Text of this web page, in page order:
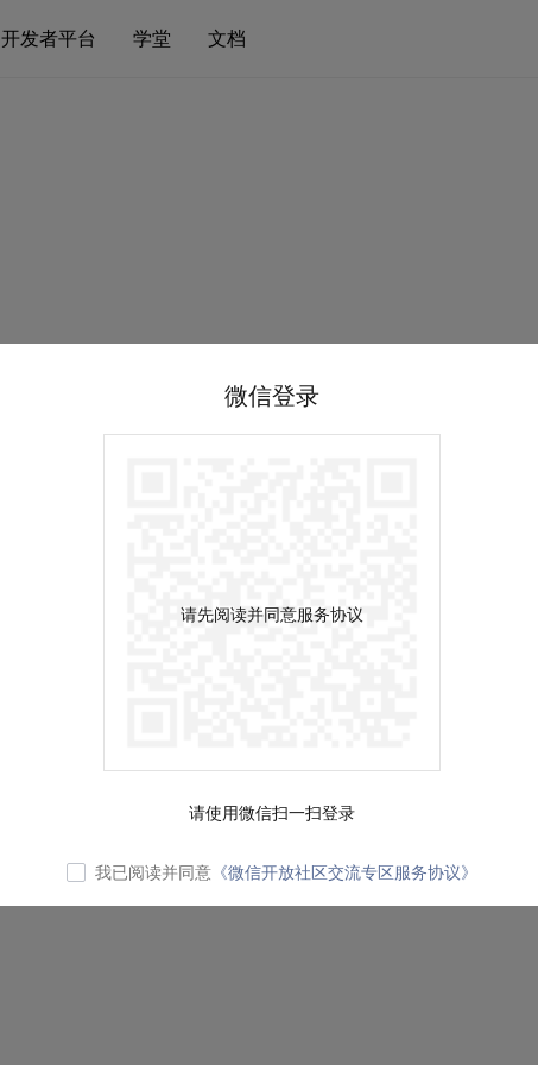
开发者平台 学堂 文档
微信登录
请先阅读并同意服务协议
请使用微信扫一扫登录
我已阅读并同意 《微信开放社区交流专区服务协议》